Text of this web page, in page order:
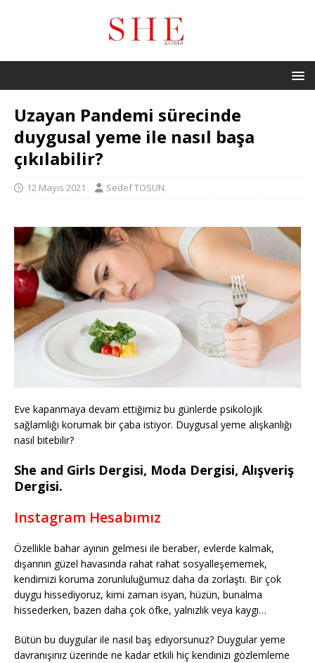
Uzayan Pandemi sürecinde
duygusal yeme ile nasıl başa
çıkılabilir?
12 Mayıs 2021 Sedef TOSUN
Eve kapanmaya devam ettiğimiz bu günlerde psikolojik
sağlamlığı korumak bir çaba istiyor. Duygusal yeme alışkanlığı
nasıl bitebilir?
She and Girls Dergisi, Moda Dergisi, Alışveriş
Dergisi.
Instagram Hesabımız
Özellikle bahar ayının gelmesi ile beraber, evlerde kalmak,
dışarının güzel havasında rahat rahat sosyalleşememek,
kendimizi koruma zorunluluğumuz daha da zorlaştı. Bir çok
duygu hissediyoruz, kimi zaman isyan, hüzün, bunalma
hissederken, bazen daha çok öfke, yalnızlık veya kaygı…
Bütün bu duygular ile nasıl baş ediyorsunuz? Duygular yeme
davranışınız üzerinde ne kadar etkili hiç kendinizi gözlemleme